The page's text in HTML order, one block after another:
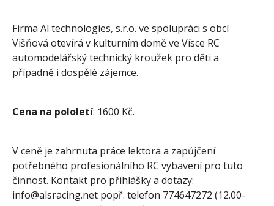
Firma Al technologies, s.r.o. ve spolupráci s obcí
Višňová otevírá v kulturním domě ve Vísce RC
automodelářský technický kroužek pro děti a
případně i dospělé zájemce.
Cena na pololetí: 1600 Kč.
V ceně je zahrnuta práce lektora a zapůjčení
potřebného profesionálního RC vybavení pro tuto
činnost. Kontakt pro přihlášky a dotazy:
info@alsracing.net popř. telefon 774647272 (12.00-